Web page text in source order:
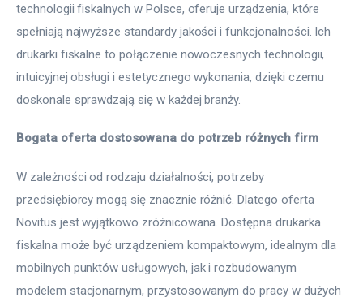
technologii fiskalnych w Polsce, oferuje urządzenia, które
spełniają najwyższe standardy jakości i funkcjonalności. Ich
drukarki fiskalne to połączenie nowoczesnych technologii,
intuicyjnej obsługi i estetycznego wykonania, dzięki czemu
doskonale sprawdzają się w każdej branży.
Bogata oferta dostosowana do potrzeb różnych firm
W zależności od rodzaju działalności, potrzeby
przedsiębiorcy mogą się znacznie różnić. Dlatego oferta
Novitus jest wyjątkowo zróżnicowana. Dostępna drukarka
fiskalna może być urządzeniem kompaktowym, idealnym dla
mobilnych punktów usługowych, jak i rozbudowanym
modelem stacjonarnym, przystosowanym do pracy w dużych